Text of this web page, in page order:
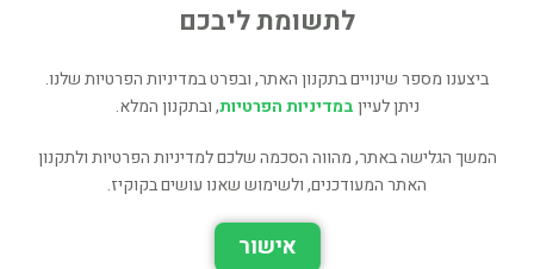
הקדשת המחבר\המתרגם
לתשומת ליבכם
ביצענו מספר שינויים בתקנון האתר, ובפרט במדיניות הפרטיות שלנו.
ניתן לעייןבמדיניות הפרטיות, ובתקנון המלא.
המשך הגלישה באתר, מהווה הסכמה שלכם למדיניות הפרטיות ולתקנון
האתר המעודכנים, ולשימוש שאנו עושים בקוקיז.
אישור